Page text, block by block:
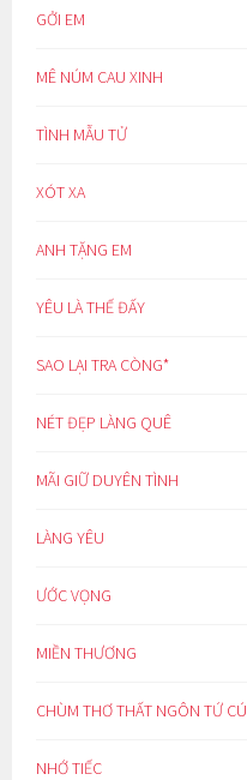
GỞI EM
MÊ NÚM CAU XINH
TÌNH MẪU TỬ
XÓT XA
ANH TẶNG EM
YÊU LÀ THẾ ĐẤY
SAO LẠI TRA CÒNG*
NÉT ĐẸP LÀNG QUÊ
MÃI GIỮ DUYÊN TÌNH
LÀNG YÊU
ƯỚC VỌNG
MIỀN THƯƠNG
CHÙM THƠ THẤT NGÔN TỨ CÚ
NHỚ TIẾC